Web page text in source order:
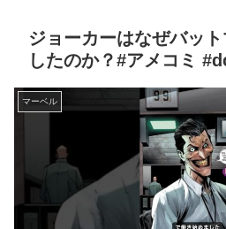
ジョーカーはなぜバッ
したのか？#アメコミ
マーベル